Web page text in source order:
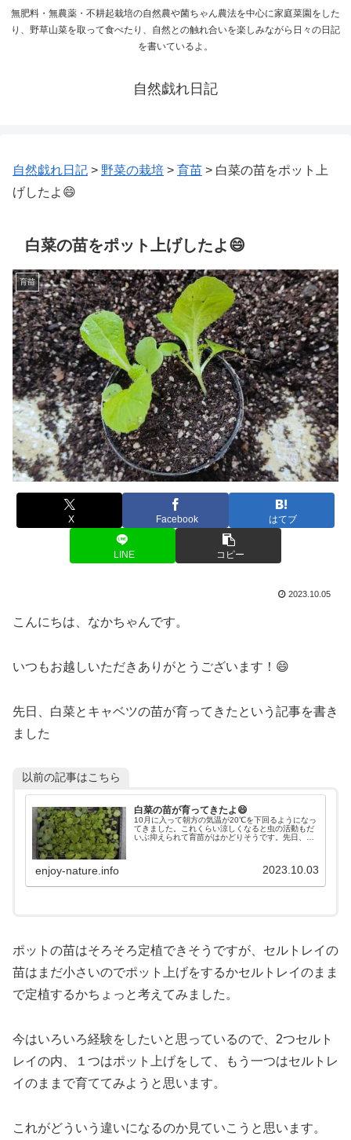
無肥料・無農薬・不耕起栽培の自然農や菌ちゃん農法を中心に家庭菜園をした
り、野草山菜を取って食べたり、自然との触れ合いを楽しみながら日々の日記
を書いているよ。
自然戯れ日記
自然戯れ日記 > 野菜の栽培 > 育苗 > 白菜の苗をポット上
げしたよ😄
白菜の苗をポット上げしたよ😄
育苗
X Facebook はてブ
LINE コピー
2023.10.05
こんにちは、なかちゃんです。
いつもお越しいただきありがとうございます！😄
先日、白菜とキャベツの苗が育ってきたという記事を書き
ました
以前の記事はこちら
白菜の苗が育ってきたよ😄
10月に入って朝方の気温が20℃を下回るようになっ
てきました。これくらい涼しくなると虫の活動もだ
いぶ抑えられて育苗がはかどりそうです。先日、失
enjoy-nature.info 2023.10.03
ポットの苗はそろそろ定植できそうですが、セルトレイの
苗はまだ小さいのでポット上げをするかセルトレイのまま
で定植するかちょっと考えてみました。
今はいろいろ経験をしたいと思っているので、2つセルト
レイの内、１つはポット上げをして、もう一つはセルトレ
イのままで育ててみようと思います。
これがどういう違いになるのか見ていこうと思います。